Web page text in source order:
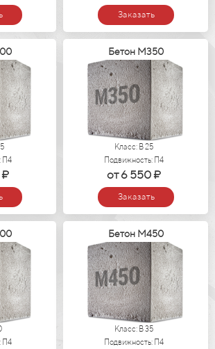
Заказать
П4
₽
Бетон М350
Класс: В 25
Подвижность: П4
от 6 550 ₽
Заказать
П4
Бетон М450
Класс: В 35
Подвижность: П4